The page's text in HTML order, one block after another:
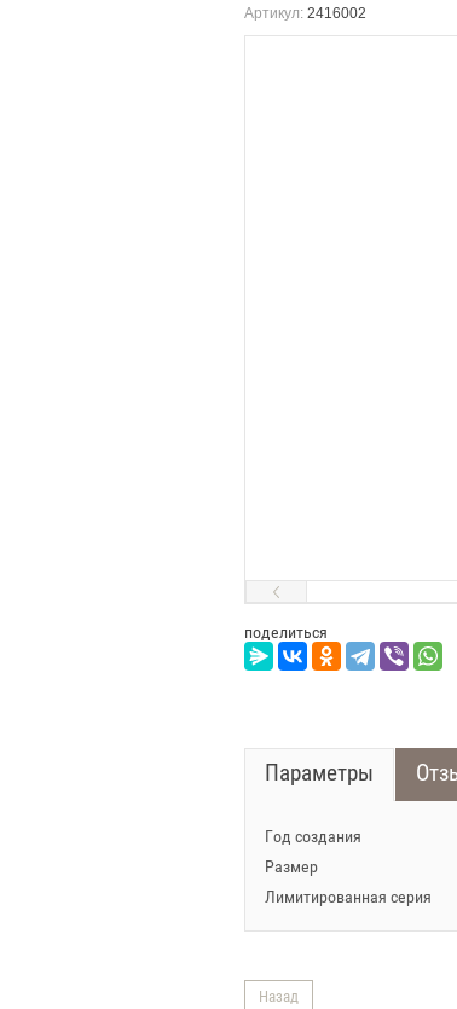
Артикул: 2416002
поделиться
Параметры
Год создания
Размер
Лимитированная серия
Назад